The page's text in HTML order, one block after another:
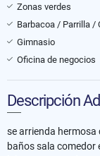
Zonas verdes
Barbacoa / Parrilla /
Gimnasio
Oficina de negocios
Descripción
se arrienda
baños sala comedor